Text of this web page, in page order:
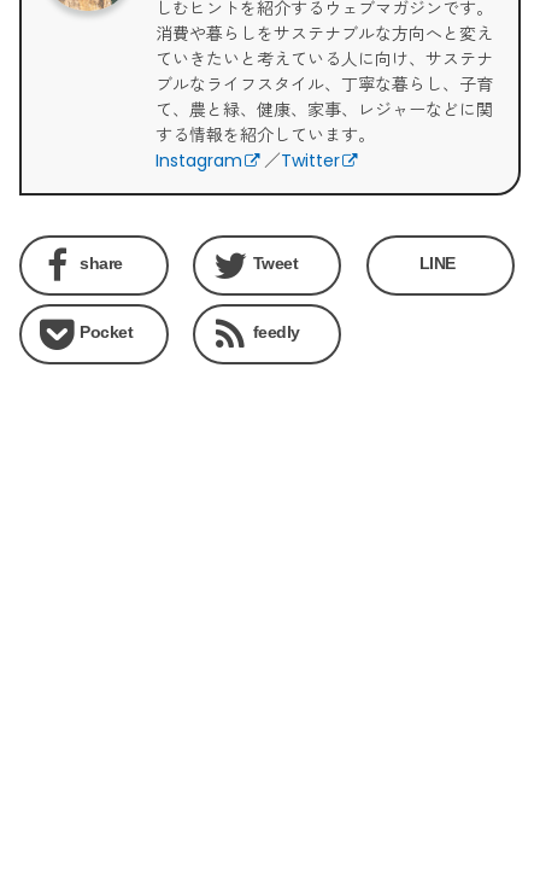
しむヒントを紹介するウェブマガジンです。
消費や暮らしをサステナブルな方向へと変え
ていきたいと考えている人に向け、サステナ
ブルなライフスタイル、丁寧な暮らし、子育
て、農と緑、健康、家事、レジャーなどに関
する情報を紹介しています。
Instagram
／Twitter
share Tweet LINE
Pocket feedly